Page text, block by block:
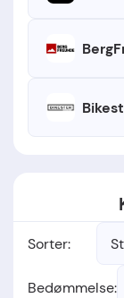
Sorter:
Bedømmelse: